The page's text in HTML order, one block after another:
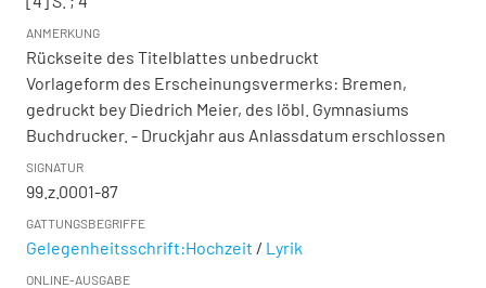
ANMERKUNG
Rückseite des Titelblattes unbedruckt
Vorlageform des Erscheinungsvermerks: Bremen,
gedruckt bey Diedrich Meier, des löbl. Gymnasiums
Buchdrucker. - Druckjahr aus Anlassdatum erschlossen
SIGNATUR
99.z.0001-87
GATTUNGSBEGRIFFE
Gelegenheitsschrift:Hochzeit / Lyrik
ONLINE-AUSGABE